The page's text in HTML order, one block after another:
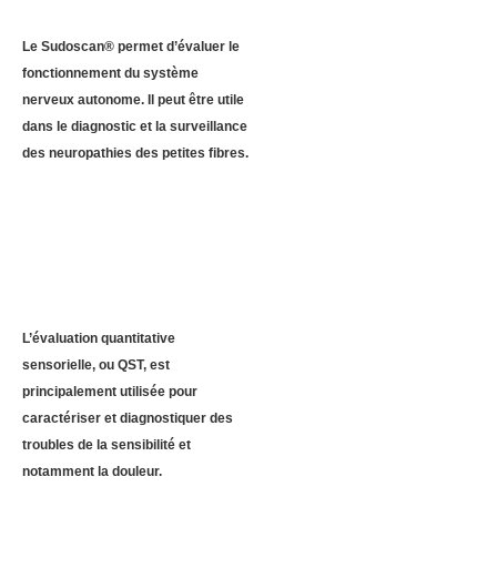
Le Sudoscan® permet d’évaluer le
fonctionnement du système
nerveux autonome. Il peut être utile
dans le diagnostic et la surveillance
des neuropathies des petites fibres.
L’évaluation quantitative
sensorielle, ou QST, est
principalement utilisée pour
caractériser et diagnostiquer des
troubles de la sensibilité et
notamment la douleur.